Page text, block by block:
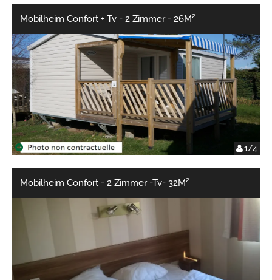
1/4
Mobilheim Confort + Tv - 2 Zimmer - 26M²
Mobilheim Confort - 2 Zimmer -Tv- 32M²